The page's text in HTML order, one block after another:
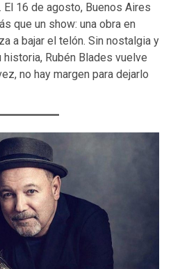
16 de agosto, Buenos Aires
que un show: una obra en
a bajar el telón. Sin nostalgia y
Rubén Blades vuelve
no hay margen para dejarlo